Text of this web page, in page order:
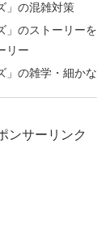
」の混雑対策
」のストーリー
リー
」の雑学・細か
ンサーリンク